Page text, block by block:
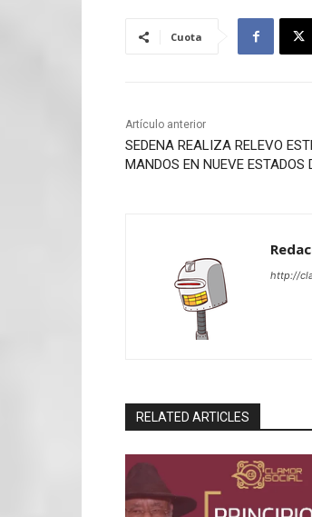
Cuota
Artículo anterior
SEDENA REALIZA RELEVO
MANDOS EN NUEVE ESTADOS
http://
RELATED ARTICLES